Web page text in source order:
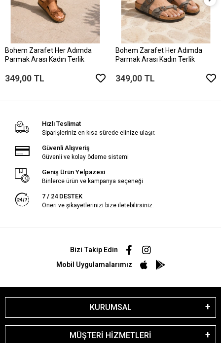
Bohem Zarafet Her Adımda
Parmak Arası Kadın Terlik
349,00 TL
Bohem Zarafet Her Adımda
Parmak Arası Kadın Terlik
349,00 TL
Hızlı Teslimat
Siparişleriniz en kısa sürede elinize ulaşır.
Güvenli Alışveriş
Güvenli ve kolay ödeme sistemi
Geniş Ürün Yelpazesi
Binlerce ürün ve kampanya seçeneği
7 / 24 DESTEK
Öneri ve şikayetlerinizi bize iletebilirsiniz.
Bizi Takip Edin
Mobil Uygulamalarımız
KURUMSAL
MÜŞTERİ HİZMETLERİ